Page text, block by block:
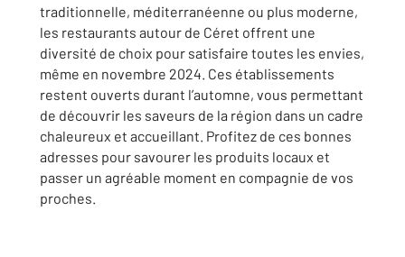
traditionnelle, méditerranéenne ou plus moderne,
les restaurants autour de Céret offrent une
diversité de choix pour satisfaire toutes les envies,
même en novembre 2024. Ces établissements
restent ouverts durant l’automne, vous permettant
de découvrir les saveurs de la région dans un cadre
chaleureux et accueillant. Profitez de ces bonnes
adresses pour savourer les produits locaux et
passer un agréable moment en compagnie de vos
proches.